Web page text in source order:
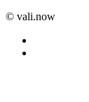
©️ vali.now